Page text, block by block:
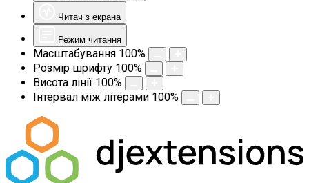
Читач з екрана
Режим читання
Масштабування 100%
Розмір шрифту 100%
Висота лінії 100%
Інтервал між літерами 100%